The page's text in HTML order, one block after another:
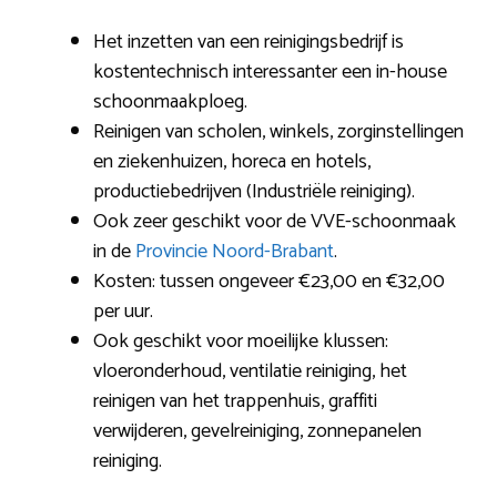
Het inzetten van een reinigingsbedrijf is
kostentechnisch interessanter een in-house
schoonmaakploeg.
Reinigen van scholen, winkels, zorginstellingen
en ziekenhuizen, horeca en hotels,
productiebedrijven (Industriële reiniging).
Ook zeer geschikt voor de VVE-schoonmaak
in deProvincie Noord-Brabant.
Kosten: tussen ongeveer €23,00 en €32,00
per uur.
Ook geschikt voor moeilijke klussen:
vloeronderhoud, ventilatie reiniging, het
reinigen van het trappenhuis, graffiti
verwijderen, gevelreiniging, zonnepanelen
reiniging.